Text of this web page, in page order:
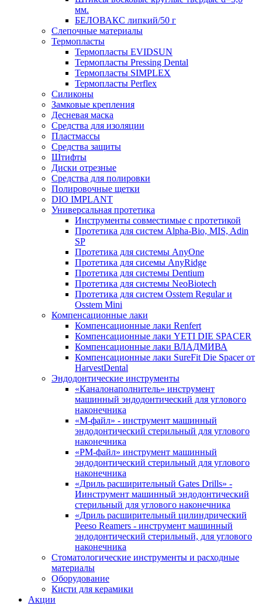
мм.
БЕЛОВАКС липкий/50 г
Слепочные материалы
Термопласты
Термопласты EVIDSUN
Термопласты Pressing Dental
Термопласты SIMPLEX
Термопласты Perflex
Силиконы
Замковые крепления
Десневая маска
Средства для изоляции
Пластмассы
Средства защиты
Штифты
Диски отрезные
Средства для полировки
Полировочные щетки
DIO IMPLANT
Универсальная протетика
Инструменты совместимые с протетикой
Протетика для систем Alpha-Bio, MIS, Adin
SP
Протетика для системы AnyOne
Протетика для сисемы AnyRidge
Протетика для системы Dentium
Протетика для системы NeoBiotech
Протетика для систем Osstem Regular и
Osstem Mini
Компенсационные лаки
Компенсационные лаки Renfert
Компенсационные лаки YETI DIE SPACER
Компенсационные лаки ВЛАДМИВА
Компенсационные лаки SureFit Die Spacer от
HarvestDental
Эндодонтические инструменты
«Каналонаполнитель» инструмент
машинный эндодонтический для углового
наконечника
«М-файл» - инструмент машинный
эндодонтический стерильный для углового
наконечника
«РМ-файл» инструмент машинный
эндодонтический стерильный для углового
наконечника
«Дриль расширительный Gates Drills» -
Иинструмент машинный эндодонтический
стерильный для углового наконечника
«Дриль расширительный цилиндрический
Peeso Reamers - инструмент машинный
эндодонтический стерильный, для углового
наконечника
Стоматологические инструменты и расходные
материалы
Оборудование
Кисти для керамики
Акции